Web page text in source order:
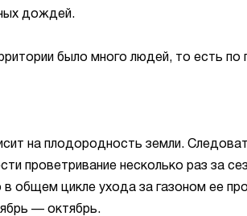
дождей.
было много людей, то есть по
на плодородность земли.
проветривание несколько раз за
в общем цикле ухода за газоном ее
— октябрь.